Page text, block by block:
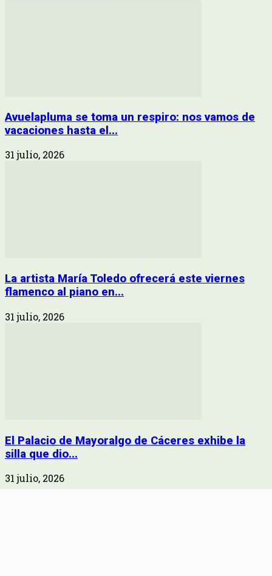
Avuelapluma se toma un respiro: nos vamos de
vacaciones hasta el...
31 julio, 2026
La artista María Toledo ofrecerá este viernes
flamenco al piano en...
31 julio, 2026
El Palacio de Mayoralgo de Cáceres exhibe la
silla que dio...
31 julio, 2026